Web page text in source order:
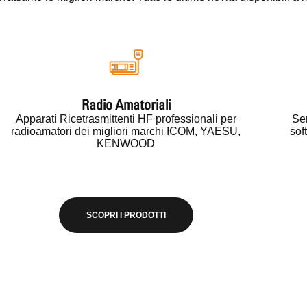
Radio Amatoriali
Apparati Ricetrasmittenti HF professionali per
radioamatori dei migliori marchi ICOM, YAESU,
KENWOOD
SCOPRI I PRODOTTI